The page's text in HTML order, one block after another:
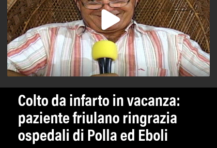
Colto da infarto in vacanza:
paziente friulano ringrazia
ospedali di Polla ed Eboli